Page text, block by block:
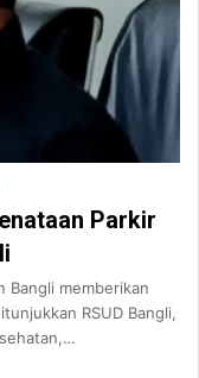
Parkir
Bangli memberikan
RSUD Bangli,